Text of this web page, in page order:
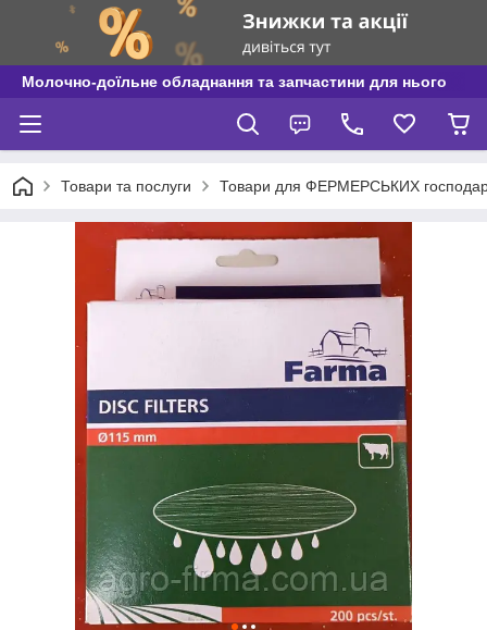
Молочно-доїльне обладнання та запчастини для нього
Товари та послуги Товари для ФЕРМЕРСЬКИХ